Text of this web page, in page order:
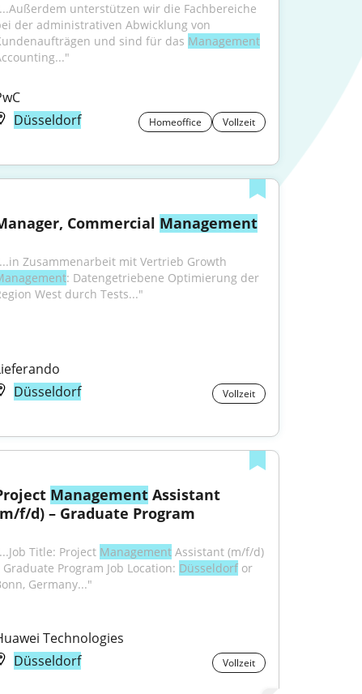
unterstützen wir die Fachbereiche
der administrativen Abwicklung von
und sind für das Management
Düsseldorf
Homeoffice Vollzeit
Commercial Management
: Datengetriebene Optimierung der
West durch Tests..."
Düsseldorf
Vollzeit
Management Assistant
f/d) – Graduate Program
Title: Project Management Assistant (m/f/d)
Graduate Program Job Location: Düsseldorf or
Germany..."
Technologies
Düsseldorf
Vollzeit